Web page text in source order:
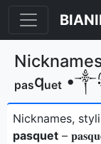
ₚₐₛqᵤₑₜ
Nicknames,
pasquet –